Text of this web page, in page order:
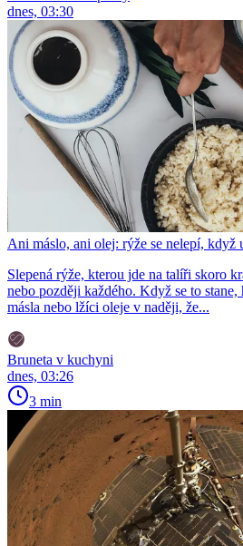
dnes, 03:30
Ani máslo, ani olej: rýže se nelepí, když
Slepená rýže, kterou jde na talíři skoro
nebo později každého. Když se to
másla nebo lžíci oleje v naději, že...
Bruneta v kuchyni
dnes, 03:26
3 min